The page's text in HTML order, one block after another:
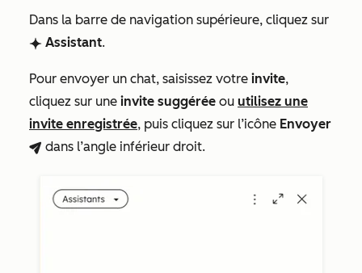
Dans la barre de navigation supérieure, cliquez sur
breezeSingleStarIcon Assistant.
Pour envoyer un chat, saisissez votre invite,
cliquez sur une invite suggérée ou utilisez une
invite enregistrée, puis cliquez sur l’icône Envoyer
breezeSendIcon dans l’angle inférieur droit.